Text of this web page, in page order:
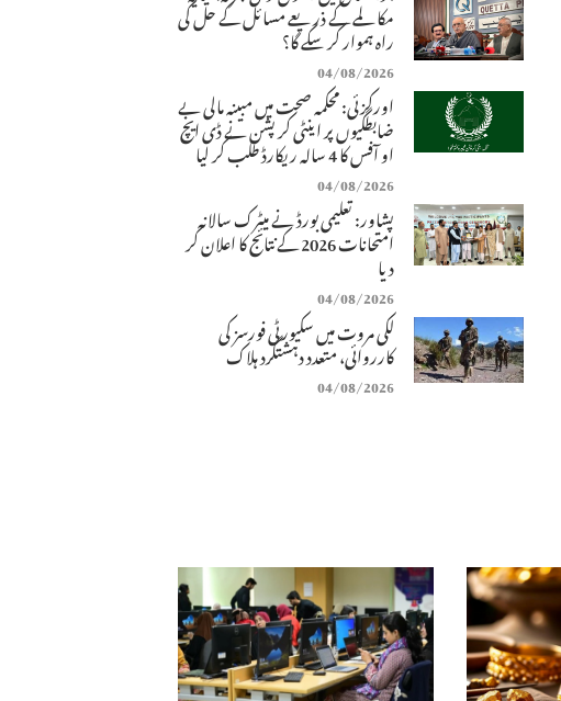
مکالمے کے ذریعے مسائل کے حل کی
راہ ہموار کر سکے گا؟
04/08/2026
اورکزئی: محکمہ صحت میں مبینہ مالی بے
ضابطگیوں پر اینٹی کرپشن نے ڈی ایچ
او آفس کا 4 سالہ ریکارڈ طلب کر لیا
04/08/2026
پشاور: تعلیمی بورڈ نے میٹرک سالانہ
امتحانات 2026 کے نتائج کا اعلان کر
دیا
04/08/2026
لکی مروت میں سکیورٹی فورسز کی
کارروائی، متعدد دہشتگرد ہلاک
04/08/2026